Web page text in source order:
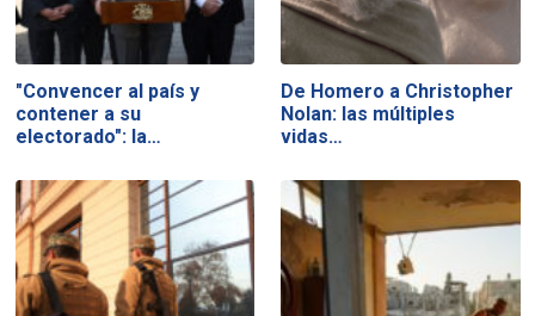
"Convencer al país y
contener a su
electorado": la…
De Homero a Christopher
Nolan: las múltiples
vidas…